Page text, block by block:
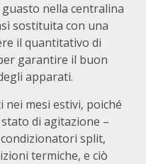
nella centralina
sostituita con una
il quantitativo di
garantire il buon
apparati.
mesi estivi, poiché
di agitazione –
split,
termiche, e ciò